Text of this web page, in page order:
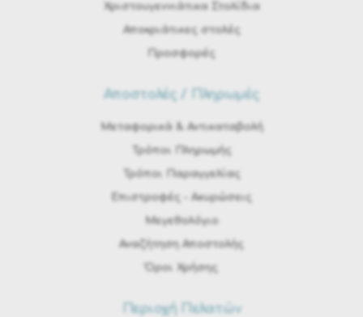
Χριστουγεννιάτικα Στολίδια
Αποκριάτικες στολές
Προσφορές
Αποστολές / Πληρωμές
Μεταφορικά & Αντικαταβολή
Τρόποι Πληρωμής
Τρόποι Παραγγελίας
Eπιστροφές - Ακυρώσεις
Μεγεθολόγιο
Αναζήτηση Αποστολής
Όροι Χρήσης
Περιοχή Πελατών